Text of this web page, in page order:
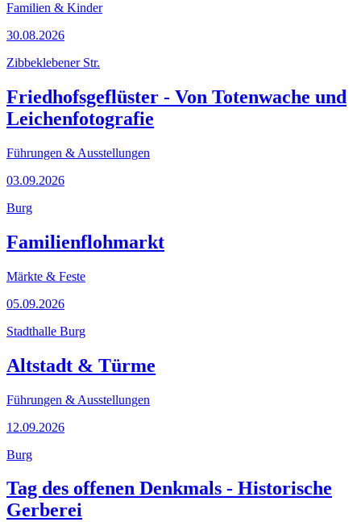
Familien & Kinder
30.08.2026
Zibbeklebener Str.
Friedhofsgeflüster - Von Totenwache und
Leichenfotografie
Führungen & Ausstellungen
03.09.2026
Burg
Familienflohmarkt
Märkte & Feste
05.09.2026
Stadthalle Burg
Altstadt & Türme
Führungen & Ausstellungen
12.09.2026
Burg
Tag des offenen Denkmals - Historische
Gerberei